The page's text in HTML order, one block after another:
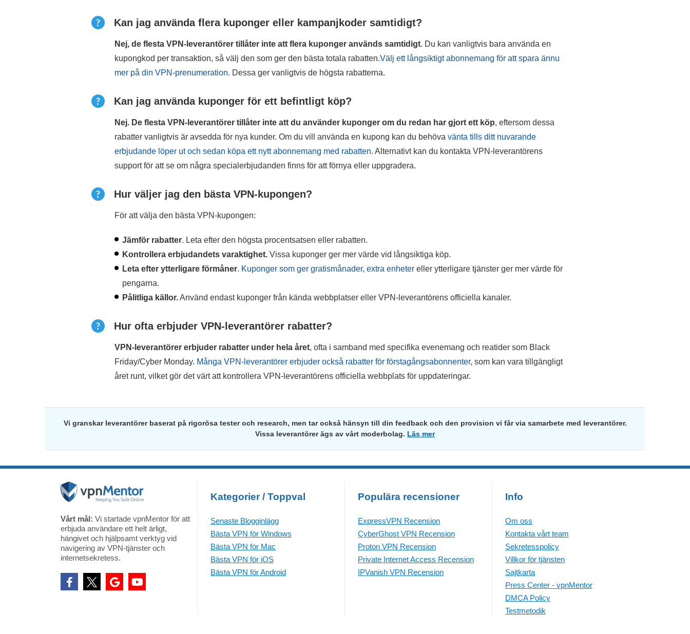
Kan jag använda flera kuponger eller kampanjkoder samtidigt?
Nej, de flesta VPN-leverantörer tillåter inte att flera kuponger används samtidigt. Du kan vanligtvis bara använda en
kupongkod per transaktion, så välj den som ger den bästa totala rabatten.Välj ett långsiktigt abonnemang för att spara ännu
mer på din VPN-prenumeration. Dessa ger vanligtvis de högsta rabatterna.
Kan jag använda kuponger för ett befintligt köp?
Nej. De flesta VPN-leverantörer tillåter inte att du använder kuponger om du redan har gjort ett köp, eftersom dessa
rabatter vanligtvis är avsedda för nya kunder. Om du vill använda en kupong kan du behöva vänta tills ditt nuvarande
erbjudande löper ut och sedan köpa ett nytt abonnemang med rabatten. Alternativt kan du kontakta VPN-leverantörens
support för att se om några specialerbjudanden finns för att förnya eller uppgradera.
Hur väljer jag den bästa VPN-kupongen?
För att välja den bästa VPN-kupongen:
Jämför rabatter. Leta efter den högsta procentsatsen eller rabatten.
Kontrollera erbjudandets varaktighet. Vissa kuponger ger mer värde vid långsiktiga köp.
Leta efter ytterligare förmåner. Kuponger som ger gratismånader, extra enheter eller ytterligare tjänster ger mer värde för
pengarna.
Pålitliga källor.Använd endast kuponger från kända webbplatser eller VPN-leverantörens officiella kanaler.
Hur ofta erbjuder VPN-leverantörer rabatter?
VPN-leverantörer erbjuder rabatter under hela året, ofta i samband med specifika evenemang och reatider som Black
Friday/Cyber Monday. Många VPN-leverantörer erbjuder också rabatter för förstagångsabonnenter, som kan vara tillgängligt
året runt, vilket gör det värt att kontrollera VPN-leverantörens officiella webbplats för uppdateringar.
Vi granskar leverantörer baserat på rigorösa tester och research, men tar också hänsyn till din feedback och den provision vi får via samarbete med leverantörer.
Vissa leverantörer ägs av vårt moderbolag. Läs mer
Vårt mål: Vi startade vpnMentor för att
erbjuda användare ett helt ärligt,
hängivet och hjälpsamt verktyg vid
navigering av VPN-tjänster och
internetsekretess.
Kategorier / Toppval
Senaste Blogginlägg
Bästa VPN för Windows
Bästa VPN för Mac
Bästa VPN för iOS
Bästa VPN för Android
Populära recensioner
ExpressVPN Recension
CyberGhost VPN Recension
Proton VPN Recension
Private Internet Access Recension
IPVanish VPN Recension
Info
Om oss
Kontakta vårt team
Sekretesspolicy
Villkor för tjänsten
Sajtkarta
Press Center - vpnMentor
DMCA Policy
Testmetodik